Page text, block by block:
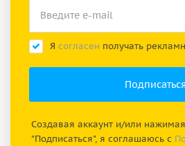
Я согласен получать
Создавая аккаунт и/или
"Подписаться", я соглашаюсь с